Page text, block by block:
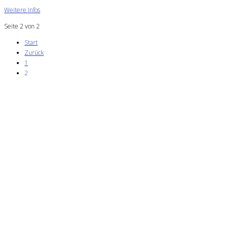
Weitere Infos
Seite 2 von 2
Start
Zurück
1
2